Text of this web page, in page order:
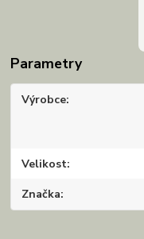
Parametry
Výrobce
Velikost
Značka